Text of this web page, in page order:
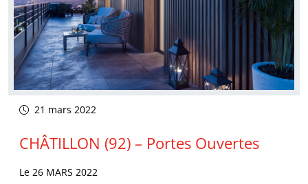
21 mars 2022
CHÂTILLON (92) – Portes Ouvertes
Le 26 MARS 2022